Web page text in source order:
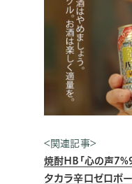
<関連記事>
焼酎HB｢心の声
タカラ辛口ゼロボ